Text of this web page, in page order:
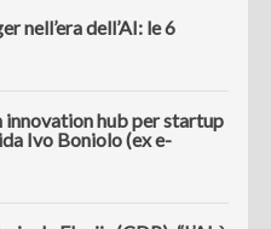
nell’era dell’AI: le 6
innovation hub per startup
Ivo Boniolo (ex e-